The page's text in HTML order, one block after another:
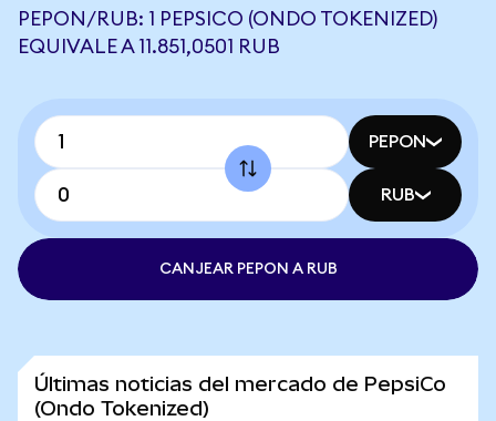
PEPON/RUB: 1 PEPSICO (ONDO TOKENIZED)
EQUIVALE A 11.851,0501 RUB
PEPON
RUB
CANJEAR PEPON A RUB
Últimas noticias del mercado de PepsiCo
(Ondo Tokenized)